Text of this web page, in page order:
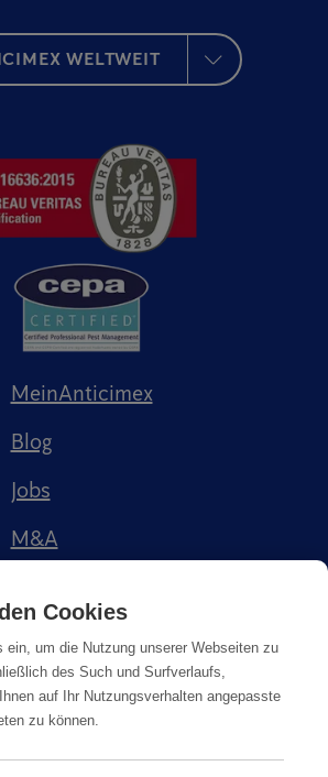
WELTWEIT
MeinAnticimex
Blog
Jobs
M&A
Cookies
ein, um die Nutzung unserer Webseiten zu
des Such und Surfverlaufs,
auf Ihr Nutzungsverhalten angepasste
zu können.